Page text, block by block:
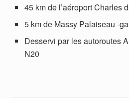
45 km de l’aéroport Charles
5 km de Massy Palaiseau -
Desservi par les autoroutes
N20